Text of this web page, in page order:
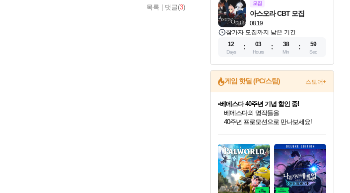
목록 댓글(3)
모집
08.19
아스오라 CBT 모집
참가자 모집까지 남은 기간
12
Days
03
Hours
38
Min
58
Sec
게임 핫딜 (PC/스팀) 스토어+
최대 90% 할인가를 만나보세요!
네이버혜택과 함께 만나보세요!
50%할인&추가 적립까지!
이니&베니 혜택까지!
네이버 혜택가와 함께 예약하세요!
할인&네이버혜택으로 만나보세요!
네이버페이 혜택과 만나보세요!
베데스다 40주년 기념 할인 중!
베데스다의 명작들을
40주년 프로모션으로 만나보세요!
네이버 포인트 혜택까지!
할인가에 만나보세요!
일부 에디션 상시 할인!
혜택으로 예약 판매 중
편안하게 충전하세요